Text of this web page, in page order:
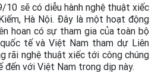
10 sẽ có diễu hành nghệ thuật xiếc
Hà Nội. Đây là một hoạt động
hoan có sự tham gia của toàn bộ
tế và Việt Nam tham dự Liên
rãi nghệ thuật xiếc tới công chúng
đến với Việt Nam trong dịp này.